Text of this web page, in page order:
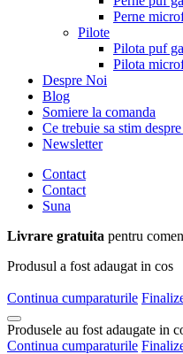
Perne
Pilote
Pilota puf
Pilota
Despre Noi
Blog
Somiere la comanda
Ce trebuie sa stim
Newsletter
Contact
Contact
Suna
Livrare gratuita pentru
Produsul a fost adaugat in cos
Continua cumparaturile
Produsele au fost adaugate in
Continua cumparaturile